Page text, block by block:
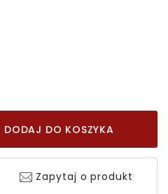
DODAJ DO KOSZYKA
Zapytaj o produkt